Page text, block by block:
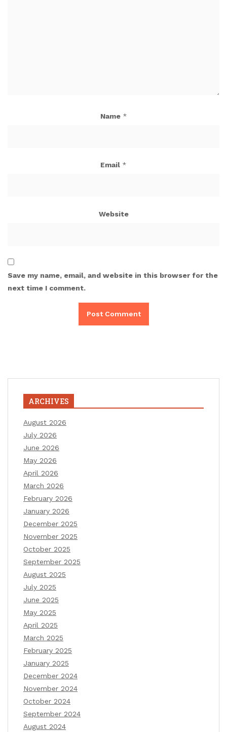
Name *
Email *
Website
Save my name, email, and website in this browser for the
next time I comment.
ARCHIVES
August 2026
July 2026
June 2026
May 2026
April 2026
March 2026
February 2026
January 2026
December 2025
November 2025
October 2025
September 2025
August 2025
July 2025
June 2025
May 2025
April 2025
March 2025
February 2025
January 2025
December 2024
November 2024
October 2024
September 2024
August 2024